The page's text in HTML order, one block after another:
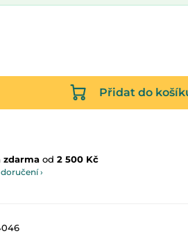
Přidat do
zdarma od 2 500 Kč
›